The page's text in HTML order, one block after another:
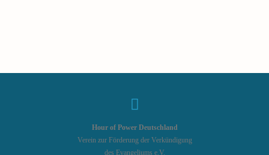
Hour of Power Deutschland
Verein zur Förderung der Verkündigung
des Evangeliums e.V.